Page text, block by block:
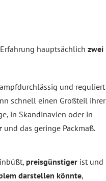
hauptsächlich zwei
und reguliert
schnell einen Großteil ihrer
in Skandinavien oder in
und das geringe Packmaß.
preisgünstiger ist und
darstellen könnte,